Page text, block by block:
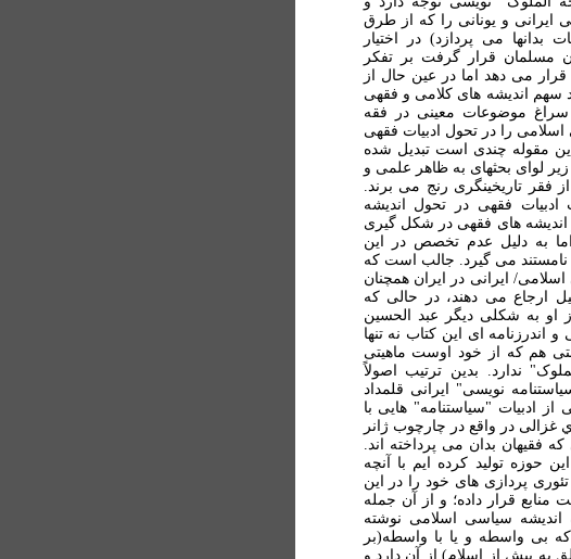
ايرانی و يونانی را که از طرق
می پردازد) در اختيار
مسلمان قرار گرفت بر تفکر
می دهد اما در عين حال از
سهم انديشه های کلامی و فقهی
موضوعات معينی در فقه
را در تحول ادبيات فقهی
مقوله چندی است تبديل شده
لوای بحثهای به ظاهر علمی و
فقر تاريخينگری رنج می برند.
ادبيات فقهی در تحول انديشه
های فقهی در شکل گيری
به دليل عدم تخصص در اين
می گيرد. جالب است که
ايرانی در ايران همچنان
ارجاع می دهند، در حالی که
او به شکلی ديگر عبد الحسين
ای اين کتاب نه تنها
هم که از خود اوست ماهيتی
ندارد. بدين ترتيب اصولاً
نويسی" ايرانی قلمداد
ادبیات "سياستنامه" هايی با
غزالی در واقع در چارچوب ژانر
فقيهان بدان می پرداخته اند.
حوزه توليد کرده ايم با آنچه
پردازی های خود را در اين
قرار داده؛ و از آن جمله
انديشه سياسی اسلامی نوشته
بی واسطه و يا با واسطه(بر
به پيش از اسلام) از آن دارد و